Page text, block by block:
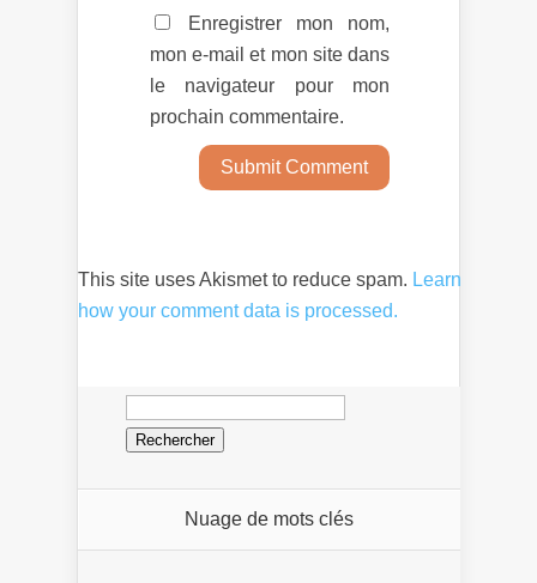
Enregistrer mon nom,
mon e-mail et mon site dans
le navigateur pour mon
prochain commentaire.
This site uses Akismet to reduce spam. Learn
how your comment data is processed.
Rechercher :
Nuage de mots clés